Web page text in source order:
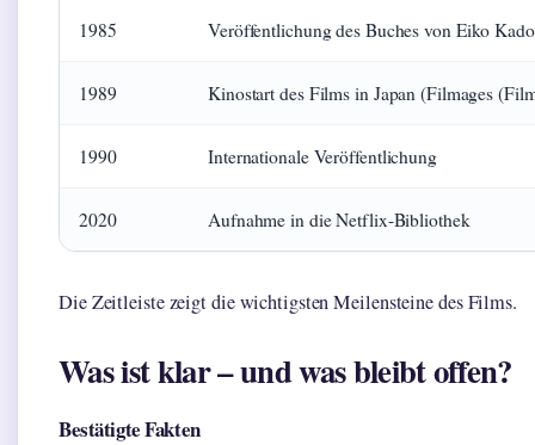
1985 Veröffentlichung des Buches von Eiko
1989 Kinostart des Films in Japan (Filmages
1990 Internationale Veröffentlichung
2020 Aufnahme in die Netflix-Bibliothek
Die Zeitleiste zeigt die wichtigsten Meilensteine des Films.
Was ist klar – und was bleibt offen?
Bestätigte Fakten